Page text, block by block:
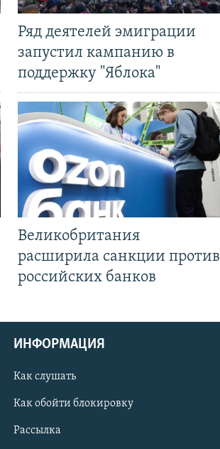
Ряд деятелей эмиграции
запустил кампанию в
поддержку "Яблока"
Великобритания
расширила санкции против
российских банков
ИНФОРМАЦИЯ
Как слушать
Как обойти блокировку
Рассылка